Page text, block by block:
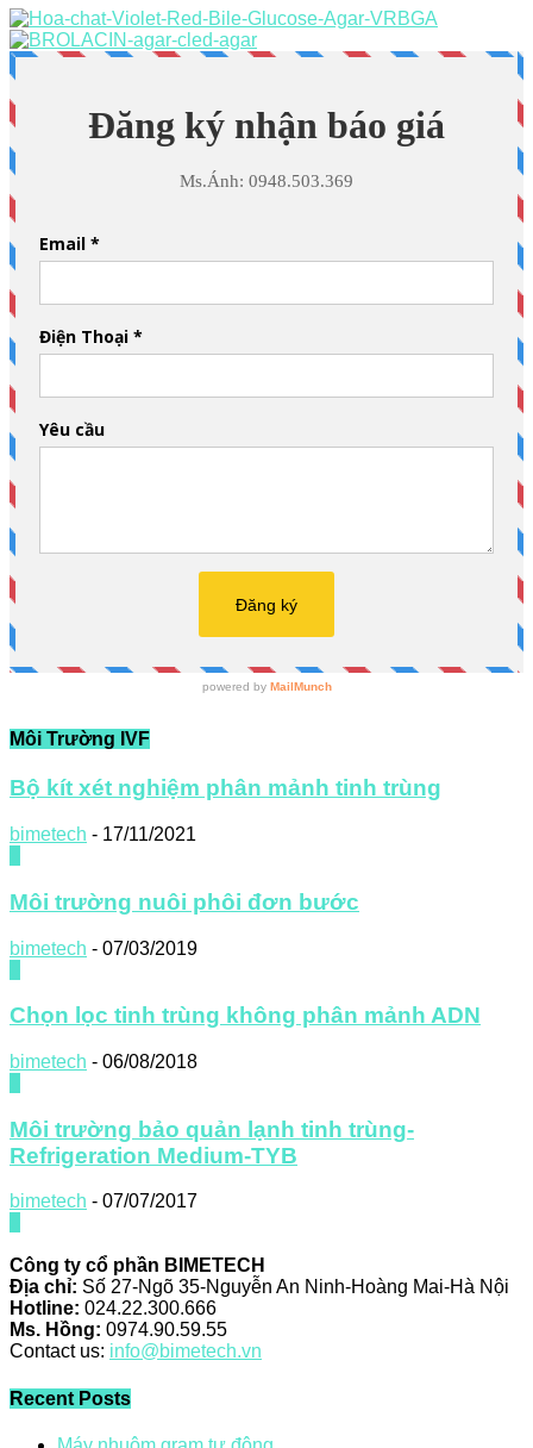
Môi Trường IVF
Bộ kít xét nghiệm phân mảnh tinh trùng
bimetech - 17/11/2021
Môi trường nuôi phôi đơn bước
bimetech - 07/03/2019
Chọn lọc tinh trùng không phân mảnh ADN
bimetech - 06/08/2018
Môi trường bảo quản lạnh tinh trùng-
Refrigeration Medium-TYB
bimetech - 07/07/2017
Công ty cổ phần BIMETECH
Địa chỉ: Số 27-Ngõ 35-Nguyễn An Ninh-Hoàng Mai-Hà Nội
Hotline: 024.22.300.666
Ms. Hồng: 0974.90.59.55
Contact us: info@bimetech.vn
Recent Posts